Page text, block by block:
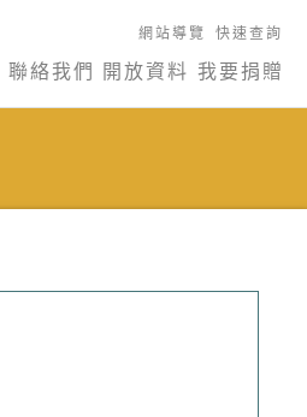
網站導覽 快速查詢
聯絡我們 開放資料 我要捐贈